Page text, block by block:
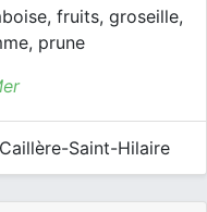
fruits, groseille,
prune
Saint-Hilaire